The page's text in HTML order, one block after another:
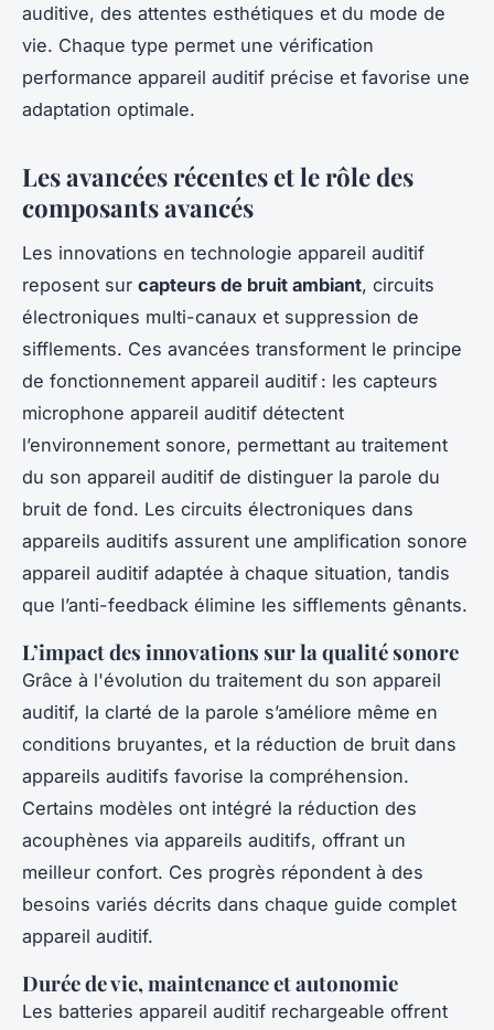
auditive, des attentes esthétiques et du mode de
vie. Chaque type permet une vérification
performance appareil auditif précise et favorise une
adaptation optimale.
Les avancées récentes et le rôle des
composants avancés
Les innovations en technologie appareil auditif
reposent sur capteurs de bruit ambiant, circuits
électroniques multi-canaux et suppression de
sifflements. Ces avancées transforment le principe
de fonctionnement appareil auditif : les capteurs
microphone appareil auditif détectent
l’environnement sonore, permettant au traitement
du son appareil auditif de distinguer la parole du
bruit de fond. Les circuits électroniques dans
appareils auditifs assurent une amplification sonore
appareil auditif adaptée à chaque situation, tandis
que l’anti-feedback élimine les sifflements gênants.
L’impact des innovations sur la qualité sonore
Grâce à l'évolution du traitement du son appareil
auditif, la clarté de la parole s’améliore même en
conditions bruyantes, et la réduction de bruit dans
appareils auditifs favorise la compréhension.
Certains modèles ont intégré la réduction des
acouphènes via appareils auditifs, offrant un
meilleur confort. Ces progrès répondent à des
besoins variés décrits dans chaque guide complet
appareil auditif.
Durée de vie, maintenance et autonomie
Les batteries appareil auditif rechargeable offrent